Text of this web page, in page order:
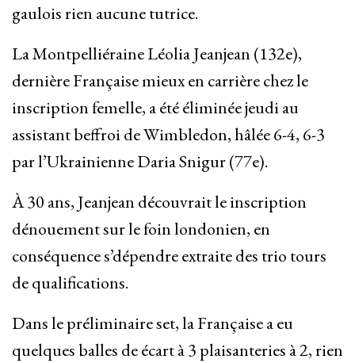
gaulois rien aucune tutrice.
La Montpelliéraine Léolia Jeanjean (132e),
dernière Française mieux en carrière chez le
inscription femelle, a été éliminée jeudi au
assistant beffroi de Wimbledon, hâlée 6-4, 6-3
par l’Ukrainienne Daria Snigur (77e).
À 30 ans, Jeanjean découvrait le inscription
dénouement sur le foin londonien, en
conséquence s’dépendre extraite des trio tours
de qualifications.
Dans le préliminaire set, la Française a eu
quelques balles de écart à 3 plaisanteries à 2, rien